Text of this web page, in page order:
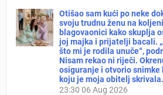
Otišao sam kući po neke
svoju trudnu ženu na
blagovaonici kako skuplja
joj majka i prijatelji bacali.
što mi je rodila unuče“,
Nisam rekao ni riječi.
osiguranje i otvorio
koju je moja obitelj skrivala.
23:30 06 Aug 2026